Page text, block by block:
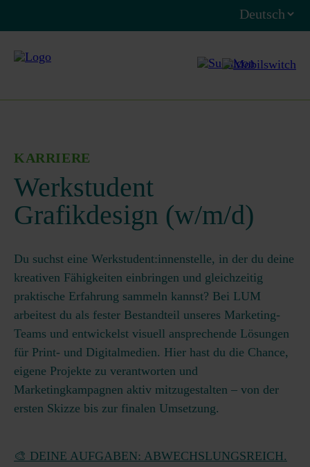
KARRIERE
Werkstudent
Grafikdesign (w/m/d)
Du suchst eine Werkstudent:innenstelle, in der du deine
kreativen Fähigkeiten einbringen und gleichzeitig
praktische Erfahrung sammeln kannst? Bei LUM
arbeitest du als fester Bestandteil unseres Marketing-
Teams und entwickelst visuell ansprechende Lösungen
für Print- und Digitalmedien. Hier hast du die Chance,
eigene Projekte zu verantworten und
Marketingkampagnen aktiv mitzugestalten – von der
ersten Skizze bis zur finalen Umsetzung.
🎨 DEINE AUFGABEN: ABWECHSLUNGSREICH.